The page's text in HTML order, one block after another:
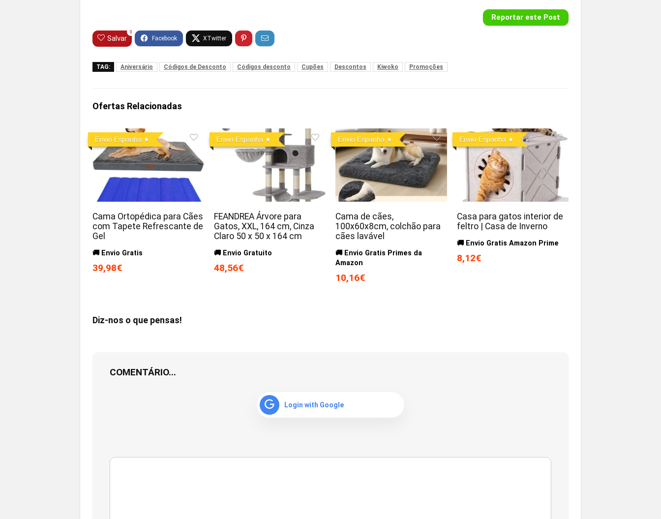
Reportar este Post
Salvar
0
TAG: Aniversário Códigos de Desconto Códigos desconto Cupões Descontos Kiwoko Promoções
Ofertas Relacionadas
Envio Espanha
Cama Ortopédica para Cães
com Tapete Refrescante de
Gel
🚚 Envio Gratis
39,98€
Envio Espanha
FEANDREA Árvore para
Gatos, XXL, 164 cm, Cinza
Claro 50 x 50 x 164 cm
🚚 Envio Gratuito
48,56€
Envio Espanha
Cama de cães,
100x60x8cm, colchão para
cães lavável
🚚 Envio Gratis Primes da
Amazon
10,16€
Envio Espanha
Casa para gatos interior de
feltro | Casa de Inverno
🚚 Envio Gratis Amazon Prime
8,12€
Diz-nos o que pensas!
COMENTÁRIO...
Login with Google